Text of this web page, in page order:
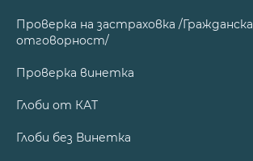
Проверка на застраховка /Гражданска
отговорност/
Проверка винетка
Глоби от КАТ
Глоби без Винетка